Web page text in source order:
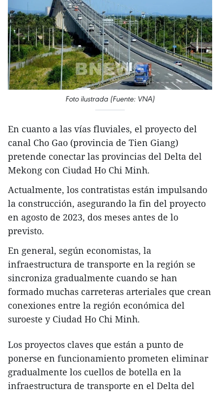
Foto ilustrada (Fuente: VNA)
En cuanto a las vías fluviales, el proyecto del
canal Cho Gao (provincia de Tien Giang)
pretende conectar las provincias del Delta del
Mekong con Ciudad Ho Chi Minh.
Actualmente, los contratistas están impulsando
la construcción, asegurando la fin del proyecto
en agosto de 2023, dos meses antes de lo
previsto.
En general, según economistas, la
infraestructura de transporte en la región se
sincroniza gradualmente cuando se han
formado muchas carreteras arteriales que crean
conexiones entre la región económica del
suroeste y Ciudad Ho Chi Minh.
Los proyectos claves que están a punto de
ponerse en funcionamiento prometen eliminar
gradualmente los cuellos de botella en la
infraestructura de transporte en el Delta del